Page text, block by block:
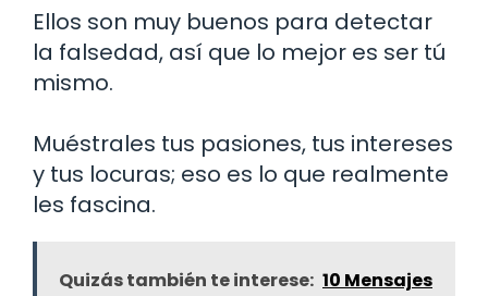
Ellos son muy buenos para detectar
la falsedad, así que lo mejor es ser tú
mismo.
Muéstrales tus pasiones, tus intereses
y tus locuras; eso es lo que realmente
les fascina.
Quizás también te interese: 10 Mensajes